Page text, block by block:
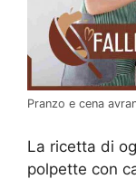
Pranzo e cena
La ricetta di
polpette con